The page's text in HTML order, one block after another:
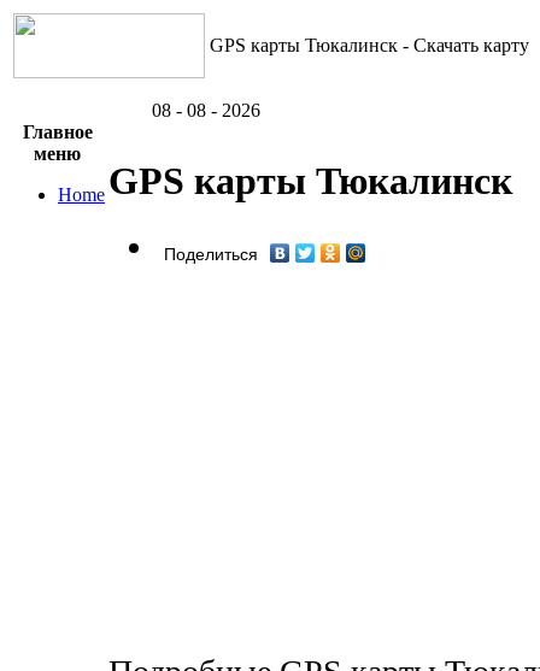
GPS карты Тюкалинск - Скачать карту
08 - 08 - 2026
Главное
меню
Home GPS карты Тюкалинск
Поделиться